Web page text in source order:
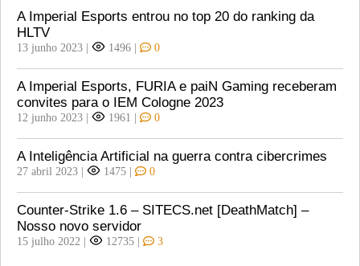
A Imperial Esports entrou no top 20 do ranking da
HLTV
13 junho 2023 | 1496 | 0
A Imperial Esports, FURIA e paiN Gaming receberam
convites para o IEM Cologne 2023
12 junho 2023 | 1961 | 0
A Inteligência Artificial na guerra contra cibercrimes
27 abril 2023 | 1475 | 0
Counter-Strike 1.6 – SITECS.net [DeathMatch] –
Nosso novo servidor
15 julho 2022 | 12735 | 3